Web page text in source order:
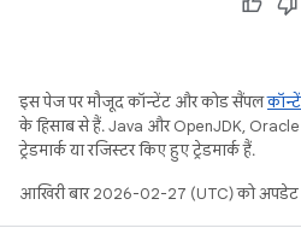
इस पेज पर मौजूद कॉन्टेंट और कोड सैंपल
के हिसाब से हैं. Java और OpenJDK,
ट्रेडमार्क या रजिस्टर किए हुए ट्रेडमार्क हैं.
आखिरी बार 2026-02-27 (UTC) को अपडेट